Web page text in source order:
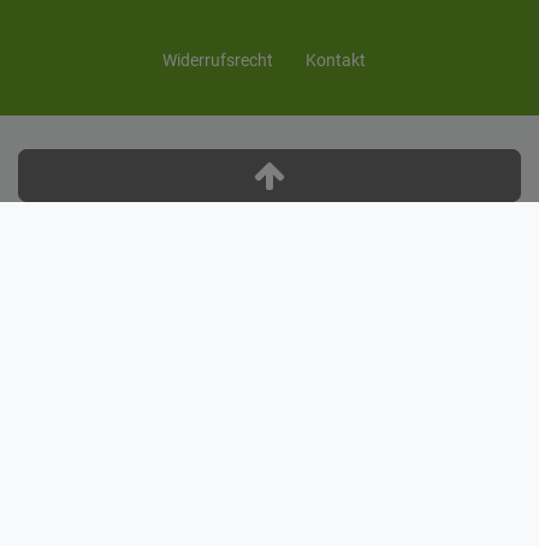
Widerrufs­recht Kontakt